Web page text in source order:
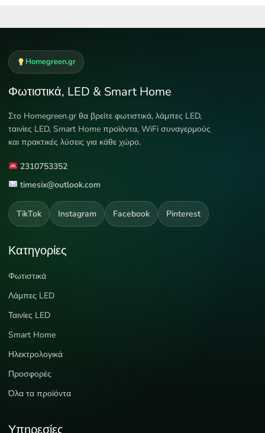
Homegreen.gr
Φωτιστικά, LED & Smart Home
Στο Homegreen.gr θα βρείτε φωτιστικά, λάμπες LED,
ταινίες LED, Smart Home προϊόντα, WiFi συναγερμούς
και πρακτικές λύσεις για κάθε χώρο.
2310753352
timesix@outlook.com
TikTok Instagram Facebook Pinterest
Κατηγορίες
Φωτιστικά
Λάμπες LED
Ταινίες LED
Smart Home
Ηλεκτρολογικά
Προσφορές
Όλα τα προϊόντα
Υπηρεσίες